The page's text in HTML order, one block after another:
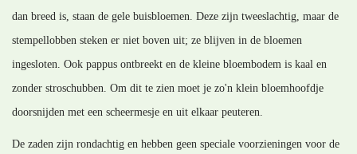
dan breed is, staan de gele buisbloemen. Deze zijn tweeslachtig, maar de
stempellobben steken er niet boven uit; ze blijven in de bloemen
ingesloten. Ook pappus ontbreekt en de kleine bloembodem is kaal en
zonder stroschubben. Om dit te zien moet je zo'n klein bloemhoofdje
doorsnijden met een scheermesje en uit elkaar peuteren.
De zaden zijn rondachtig en hebben geen speciale voorzieningen voor de